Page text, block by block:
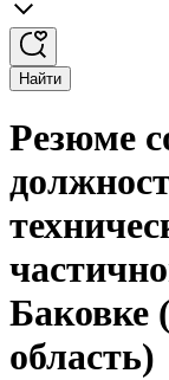
Найти
Резюме
Баковке
область)